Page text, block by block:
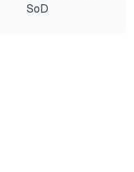
SoD